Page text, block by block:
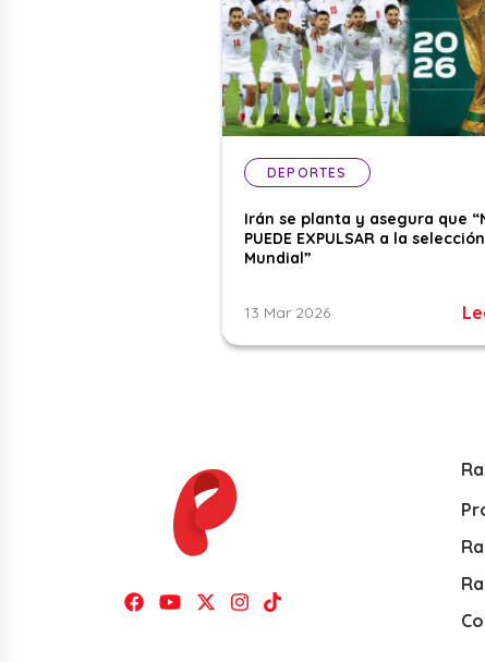
DEPORTES
Irán se planta y asegura que
PUEDE EXPULSAR a la
Mundial”
13 Mar 2026